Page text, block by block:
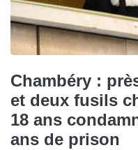
Chambéry :
et deux fusils
18 ans
ans de prison